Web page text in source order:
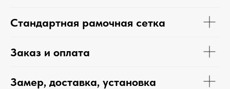
Стандартная рамочная сетка
Заказ и оплата
Замер, доставка, установка